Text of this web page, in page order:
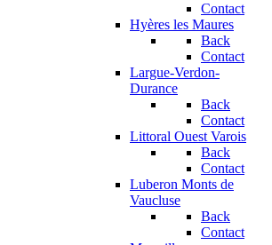
Contact
Hyères les Maures
Back
Contact
Largue-Verdon-
Durance
Back
Contact
Littoral Ouest Varois
Back
Contact
Luberon Monts de
Vaucluse
Back
Contact